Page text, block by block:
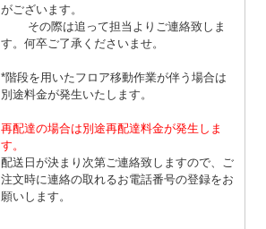
がございます。
その際は追って担当よりご連絡致しま
す。何卒ご了承くださいませ。
*階段を用いたフロア移動作業が伴う場合は
別途料金が発生いたします。
再配達の場合は別途再配達料金が発生しま
す。
配送日が決まり次第ご連絡致しますので、ご
注文時に連絡の取れるお電話番号の登録をお
願いします。